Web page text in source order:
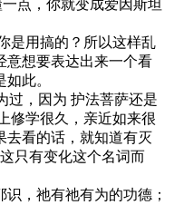
点，你就变成爱因斯坦
是用搞的？所以这样乱
意想要表达出来一个看
此。
，因为 护法菩萨还是
修学很久，亲近如来很
去看的话，就知道有灭
只有变化这个名词而
，祂有祂有为的功德；